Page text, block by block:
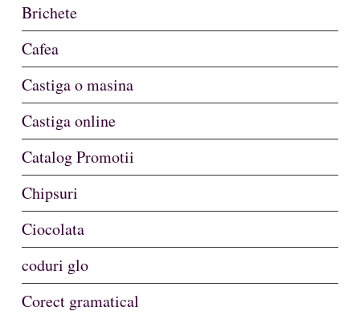
Brichete
Cafea
Castiga o masina
Castiga online
Catalog Promotii
Chipsuri
Ciocolata
coduri glo
Corect gramatical